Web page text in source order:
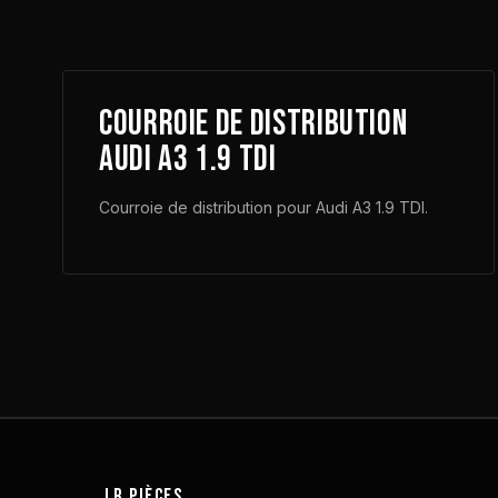
Courroie de distribution
Audi A3 1.9 TDI
Courroie de distribution pour Audi A3 1.9 TDI.